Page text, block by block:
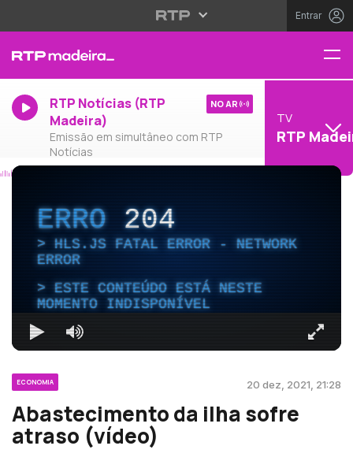
Entrar
RTP Notícias (RTP
Madeira)
Emissão em simultâneo com RTP
Notícias
NO AR
TV
RTP
ERRO204
HLS.JS FATAL ERROR - NETWORK
ERROR
ESTE CONTEÚDO ESTÁ NESTE
MOMENTO INDISPONÍVEL
ECONOMIA 20 dez, 2021, 21:28
Abastecimento da ilha sofre
atraso (vídeo)